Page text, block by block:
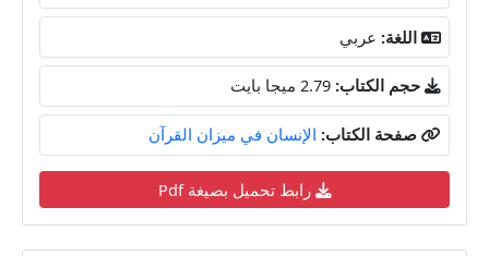
اللغة: عربي
حجم الكتاب: 2.79 ميجا بايت
صفحة الكتاب: الإنسان في ميزان القرآن
رابط تحميل بصيغة Pdf